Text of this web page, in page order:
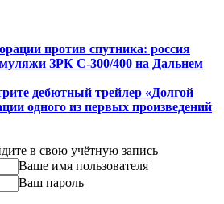
против спутника: россия
ЗРК С-300/400 на Дальнем
дебютный трейлер «Долгой
одного из первых произведений
в свою учётную запись
Ваше имя пользователя
Ваш пароль